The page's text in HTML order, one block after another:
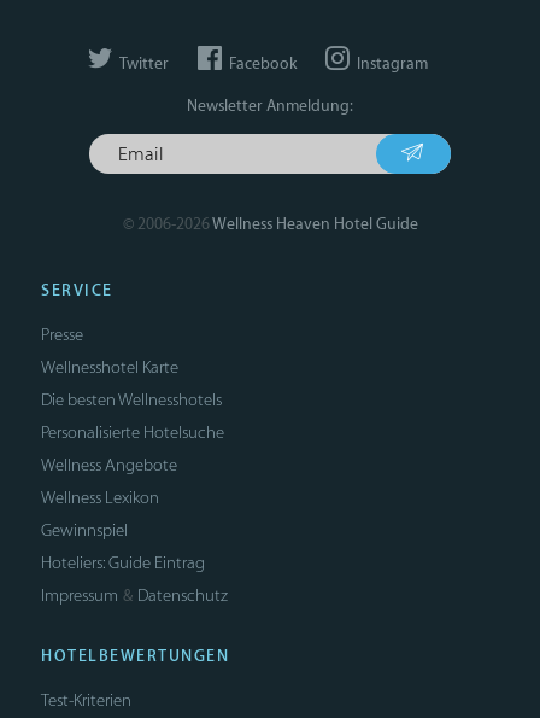
Twitter Facebook Instagram
Newsletter Anmeldung:
© 2006-2026Wellness Heaven Hotel Guide
SERVICE
Presse
Wellnesshotel Karte
Die besten Wellnesshotels
Personalisierte Hotelsuche
Wellness Angebote
Wellness Lexikon
Gewinnspiel
Hoteliers: Guide Eintrag
Impressum & Datenschutz
HOTELBEWERTUNGEN
Test-Kriterien